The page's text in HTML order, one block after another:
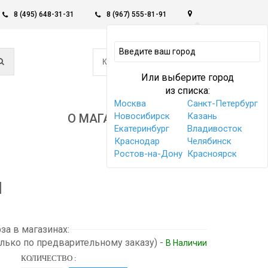
8 (495) 648-31-31 8 (967) 555-81-91
Или выберите город
из списка:
Москва
Санкт-Петербург
Новосибирск
Казань
Екатеринбург
Владивосток
Краснодар
Челябинск
Ростов-на-Дону Красноярск
КОРЗИНА -
0
О МАГАЗИНЕ
в магазинах:
по предварительному заказу) - В Наличии
КОЛИЧЕСТВО :